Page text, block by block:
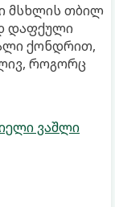
მსხლის თბილ
დაფქული
ქონდრით,
როგორც
ვაშლი